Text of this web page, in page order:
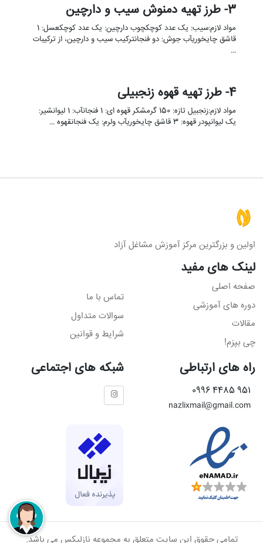
3- طرز تهیه دمنوش سیب و دارچین
مواد لازم:سیب: یک عدد کوچکچوب دارچین: یک عدد کوچکعسل: 1
قاشق چایخوریآب جوش: دو فنجانترکیب سیب و دارچین، از ترکیبات
…
4- طرز تهیه قهوه زنجبیلی
مواد لازم:زنجبیل تازه: 150 گرمشکر قهوه ای: 1 فنجانآب: 1 لیوانشیر:
یک لیوانپودر قهوه: 3 قاشق چایخوریآب ولرم: یک فنجانقهوه …
اولین و بزرگترین مرکز آموزش مشاغل آزاد
لینک های مفید
صفحه اصلی
دوره های آموزشی
مقالات
چی بپزم!
تماس با ما
سوالات متداول
شرایط و قوانین
راه های ارتباطی
951 4485 0996
nazlixmail@gmail.com
شبکه های اجتماعی
تمامی حقوق این سایت متعلق به مجموعه نازلیکس می باشد.